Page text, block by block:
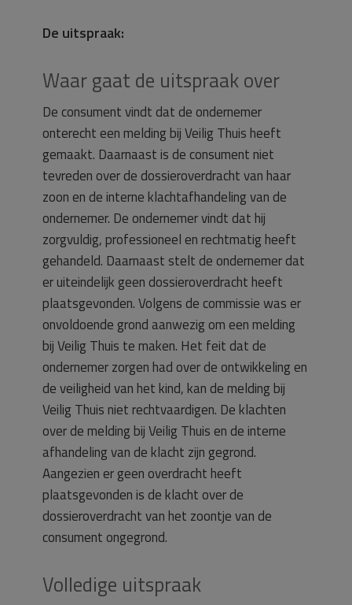
De uitspraak:
Waar gaat de uitspraak over
De consument vindt dat de ondernemer
onterecht een melding bij Veilig Thuis heeft
gemaakt. Daarnaast is de consument niet
tevreden over de dossieroverdracht van haar
zoon en de interne klachtafhandeling van de
ondernemer. De ondernemer vindt dat hij
zorgvuldig, professioneel en rechtmatig heeft
gehandeld. Daarnaast stelt de ondernemer dat
er uiteindelijk geen dossieroverdracht heeft
plaatsgevonden. Volgens de commissie was er
onvoldoende grond aanwezig om een melding
bij Veilig Thuis te maken. Het feit dat de
ondernemer zorgen had over de ontwikkeling en
de veiligheid van het kind, kan de melding bij
Veilig Thuis niet rechtvaardigen. De klachten
over de melding bij Veilig Thuis en de interne
afhandeling van de klacht zijn gegrond.
Aangezien er geen overdracht heeft
plaatsgevonden is de klacht over de
dossieroverdracht van het zoontje van de
consument ongegrond.
Volledige uitspraak